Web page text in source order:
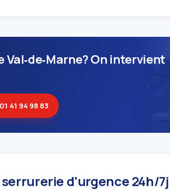
On intervient
01 41 94 98 83
d'urgence 24h/7j